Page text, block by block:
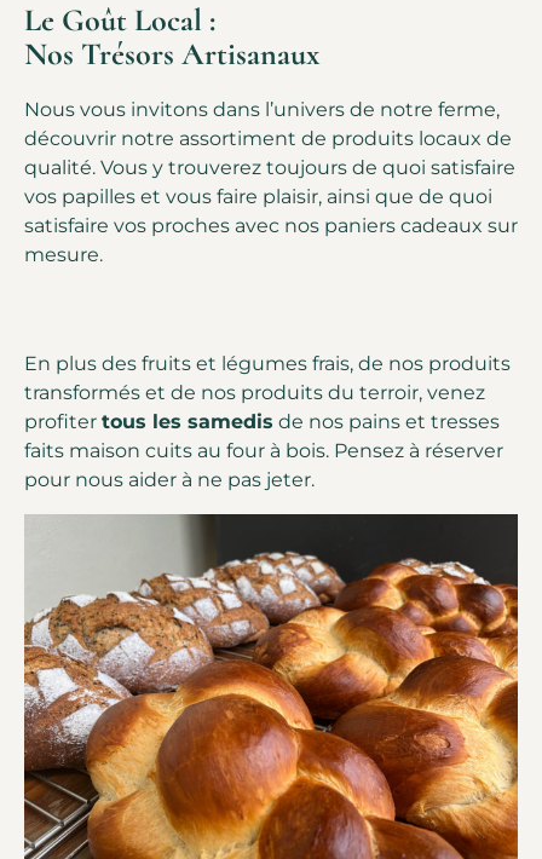
Le Goût Local :
Nos Trésors Artisanaux
Nous vous invitons dans l’univers de notre ferme,
découvrir notre assortiment de produits locaux de
qualité. Vous y trouverez toujours de quoi satisfaire
vos papilles et vous faire plaisir, ainsi que de quoi
satisfaire vos proches avec nos paniers cadeaux sur
mesure.
En plus des fruits et légumes frais, de nos produits
transformés et de nos produits du terroir, venez
profiter tous les samedis de nos pains et tresses
faits maison cuits au four à bois. Pensez à réserver
pour nous aider à ne pas jeter.